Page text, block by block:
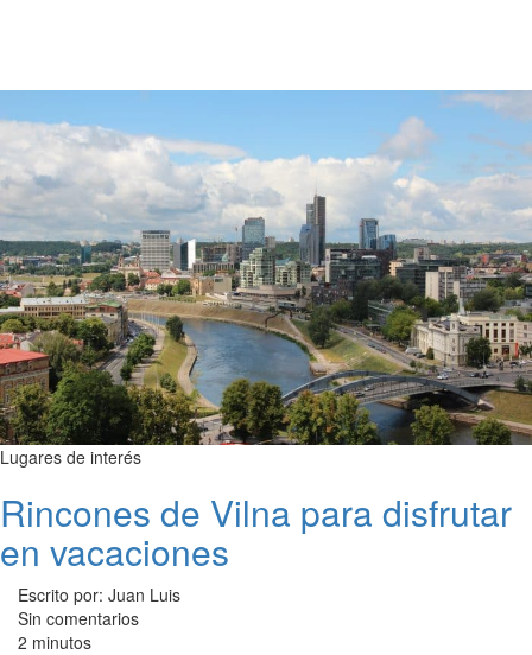
Lugares de interés
Rincones de Vilna para disfrutar
en vacaciones
Escrito por: Juan Luis
Sin comentarios
2 minutos